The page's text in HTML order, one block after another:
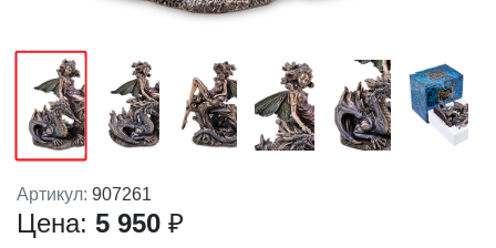
Артикул: 907261
Цена: 5 950 ₽